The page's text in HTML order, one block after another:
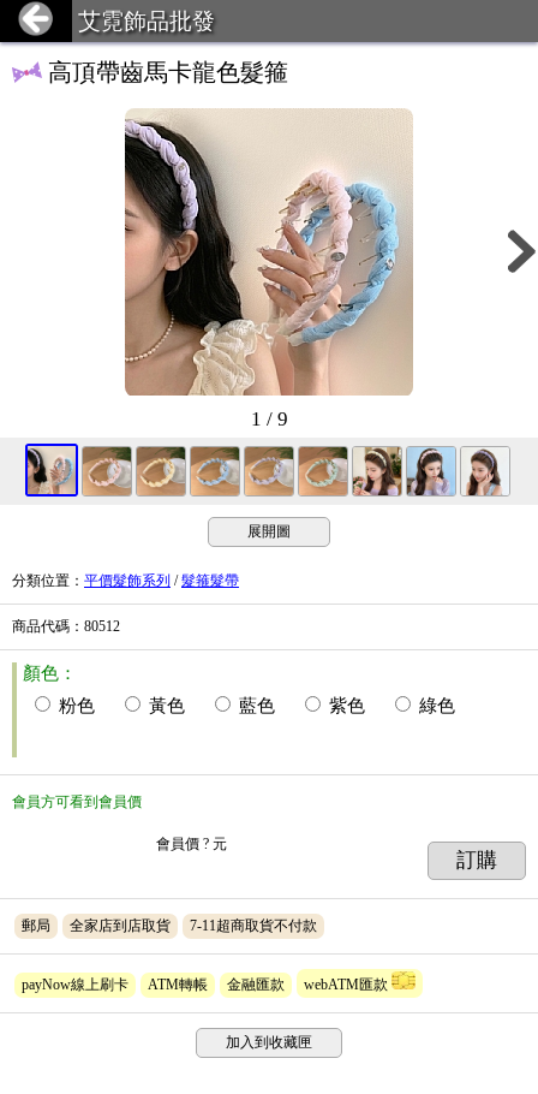
艾霓飾品批發
高頂帶齒馬卡龍色髮箍
1 / 9
展開圖
分類位置 ： 平價髮飾系列 /髮箍髮帶
商品代碼 ：80512
顏色：
粉色
黃色 藍色 紫色 綠色
會員方可看到會員價
會員價 ? 元
訂購
郵局 全家店到店取貨 7-11超商取貨不付款
payNow線上刷卡 ATM轉帳 金融匯款 webATM匯款
加入到收藏匣